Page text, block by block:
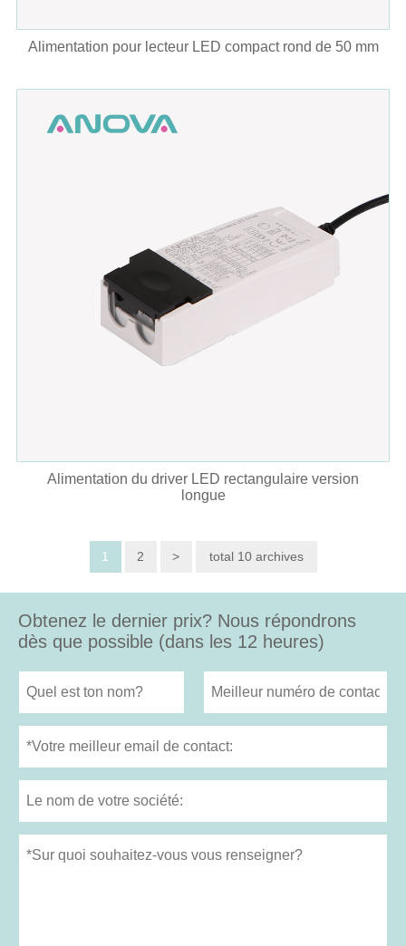
Alimentation pour lecteur LED compact rond de 50 mm
Alimentation du driver LED rectangulaire version
longue
1 2 > total 10 archives
Obtenez le dernier prix? Nous répondrons
dès que possible (dans les 12 heures)